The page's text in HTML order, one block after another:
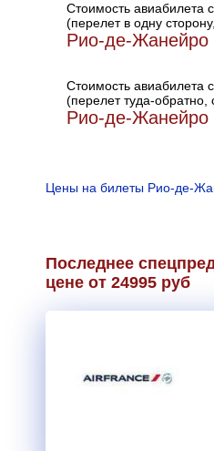
Стоимость авиабилета
(перелет в одну
Рио-де-Жанейро
Стоимость авиабилета
(перелет туда-
Рио-де-Жанейро
Цены на билеты Рио-де-
Последнее
цене от 24995 руб